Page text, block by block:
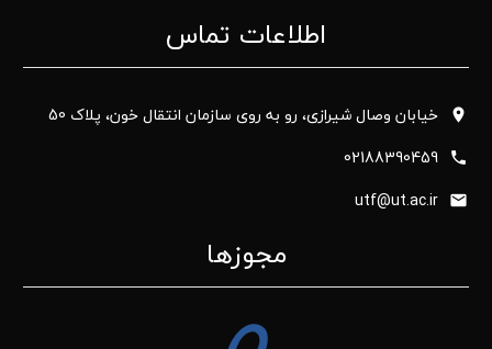
اطلاعات تماس
خیابان وصال شیرازی، رو به روی سازمان انتقال خون، پلاک 50
02188390459
utf@ut.ac.ir
مجوزها